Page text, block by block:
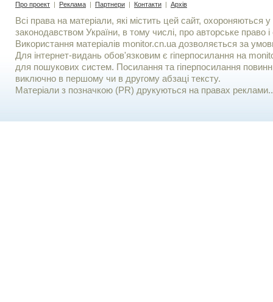
Про проект | Реклама | Партнери | Контакти | Архів
Всі права на матеріали, які містить цей сайт, охороняються у
законодавством України, в тому числі, про авторське право і
Використання матерiалiв monitor.cn.ua дозволяється за
Для iнтернет-видань обов'язковим є гiперпосилання на
для пошукових систем. Посилання та гіперпосилання
виключно в першому чи в другому абзаці тексту.
Матеріали з позначкою (PR) друкуються на правах реклами..